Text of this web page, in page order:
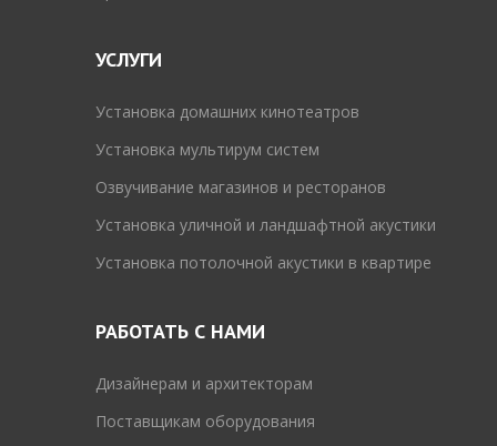
УСЛУГИ
Установка домашних кинотеатров
Установка мультирум систем
Озвучивание магазинов и ресторанов
Установка уличной и ландшафтной акустики
Установка потолочной акустики в квартире
РАБОТАТЬ С НАМИ
Дизайнерам и архитекторам
Поставщикам оборудования